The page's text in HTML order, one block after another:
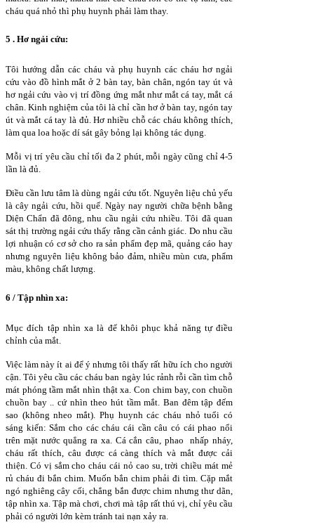
cháu quá nhỏ thì phụ huynh phải làm thay.
5 . Hơ ngải cứu:
Tôi hướng dẫn các cháu và phụ huynh các cháu hơ ngải
cứu vào đồ hình mắt ở 2 bàn tay, bàn chân, ngón tay út và
hơ ngải cứu vào vị trí đồng ứng mắt như mắt cá tay, mắt cá
chân. Kinh nghiệm của tôi là chỉ cần hơ ở bàn tay, ngón tay
út và mắt cá tay là đủ. Hơ nhiều chỗ các cháu không thích,
làm qua loa hoặc dí sát gây bỏng lại không tác dụng.
Mỗi vị trí yêu cầu chỉ tối đa 2 phút, mỗi ngày cũng chỉ 4-5
lần là đủ.
Điều cần lưu tâm là dùng ngải cứu tốt. Nguyên liệu chủ yếu
là cây ngải cứu, hồi quế. Ngày nay người chữa bệnh bằng
Diện Chẩn đã đông, nhu cầu ngải cứu nhiều. Tôi đã quan
sát thị trường ngải cứu thấy rằng cần cảnh giác. Do nhu cầu
lợi nhuận có cơ sở cho ra sản phẩm đẹp mã, quảng cáo hay
nhưng nguyên liệu không bảo đảm, nhiều mùn cưa, phẩm
màu, không chất lượng.
6 / Tập nhìn xa:
Mục đích tập nhìn xa là để khôi phục khả năng tự điều
chỉnh của mắt.
Việc làm này ít ai để ý nhưng tôi thấy rất hữu ích cho người
cận. Tôi yêu cầu các cháu ban ngày lúc rảnh rỗi cần tìm chỗ
mát phóng tầm mắt nhìn thật xa. Con chim bay, con chuồn
chuồn bay .. cứ nhìn theo hút tầm mắt. Ban đêm tập đếm
sao (không nheo mắt). Phụ huynh các cháu nhỏ tuổi có
sáng kiến: Sắm cho các cháu cái cần câu có cái phao nổi
trên mặt nước quẳng ra xa. Cá cắn câu, phao nhấp nháy,
cháu rất thích, câu được cá càng thích và mắt được cải
thiện. Có vị sắm cho cháu cái nỏ cao su, trời chiều mát mẻ
rủ cháu đi bắn chim. Muốn bắn chim phải đi tìm. Cặp mắt
ngó nghiêng cây cối, chẳng bắn được chim nhưng thư dãn,
tập nhìn xa. Tập mà chơi, chơi mà tập rất thú vị, chỉ yêu cầu
phải có người lớn kèm tránh tai nạn xảy ra.